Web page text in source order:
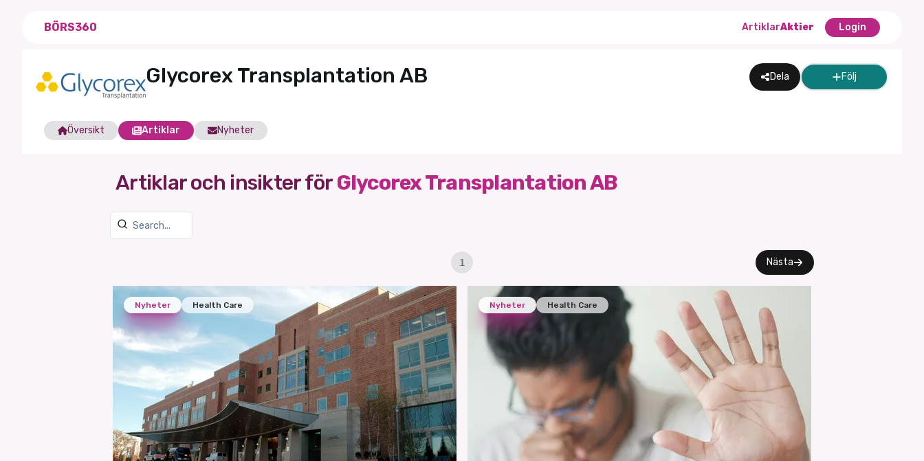
BÖRS360 ArtiklarAktier Login
Glycorex Transplantation AB Dela Följ
Översikt Artiklar Nyheter
Artiklar och insikter för Glycorex Transplantation AB
1 Nästa
Nyheter Health Care Nyheter Health Care